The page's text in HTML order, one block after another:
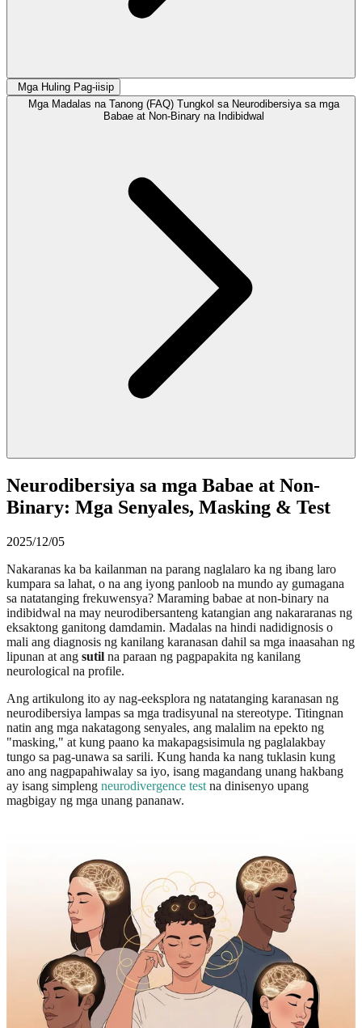
Mga Huling Pag-iisip
Mga Madalas na Tanong (FAQ) Tungkol sa Neurodibersiya sa mga
Babae at Non-Binary na Indibidwal
Neurodibersiya sa mga Babae at Non-
Binary: Mga Senyales, Masking & Test
2025/12/05
Nakaranas ka ba kailanman na parang naglalaro ka ng ibang laro
kumpara sa lahat, o na ang iyong panloob na mundo ay gumagana
sa natatanging frekuwensya? Maraming babae at non-binary na
indibidwal na may neurodibersanteng katangian ang nakararanas ng
eksaktong ganitong damdamin. Madalas na hindi nadidignosis o
mali ang diagnosis ng kanilang karanasan dahil sa mga inaasahan ng
lipunan at ang sutil na paraan ng pagpapakita ng kanilang
neurological na profile.
Ang artikulong ito ay nag-eeksplora ng natatanging karanasan ng
neurodibersiya lampas sa mga tradisyunal na stereotype. Titingnan
natin ang mga nakatagong senyales, ang malalim na epekto ng
"masking," at kung paano ka makapagsisimula ng paglalakbay
tungo sa pag-unawa sa sarili. Kung handa ka nang tuklasin kung
ano ang nagpapahiwalay sa iyo, isang magandang unang hakbang
ay isang simpleng neurodivergence test na dinisenyo upang
magbigay ng mga unang pananaw.